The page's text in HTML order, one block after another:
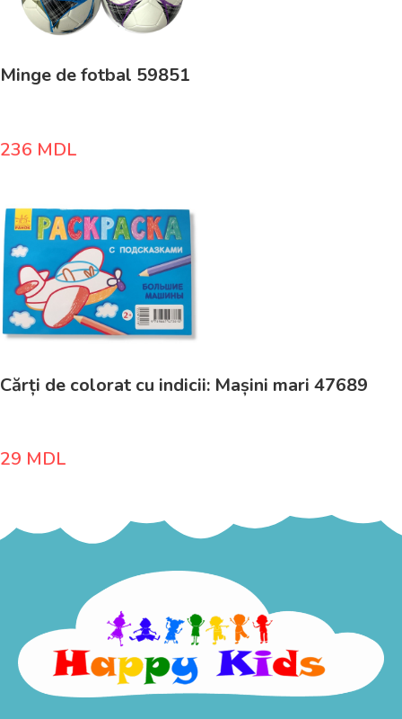
Minge de fotbal 59851
236 MDL
Cărți de colorat cu indicii: Mașini mari 47689
29 MDL